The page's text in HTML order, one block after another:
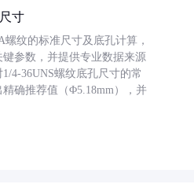
寸
纹的标准尺寸及底孔计算，
参数，并提供专业数据来源
4-36UNS螺纹底孔尺寸的常
确推荐值（Φ5.18mm），并